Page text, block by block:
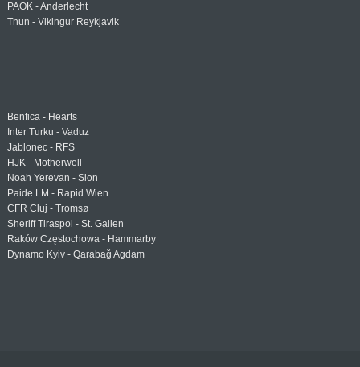
PAOK - Anderlecht
Thun - Vikingur Reykjavik
Benfica - Hearts
Inter Turku - Vaduz
Jablonec - RFS
HJK - Motherwell
Noah Yerevan - Sion
Paide LM - Rapid Wien
CFR Cluj - Tromsø
Sheriff Tiraspol - St. Gallen
Raków Częstochowa - Hammarby
Dynamo Kyiv - Qarabağ Agdam